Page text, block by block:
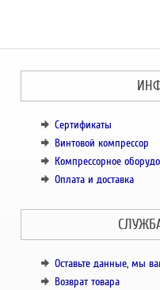
Сертификаты
Винтовой компрессор
Компрессорное
Оплата и доставка
Оставьте данные, мы
Возврат товара